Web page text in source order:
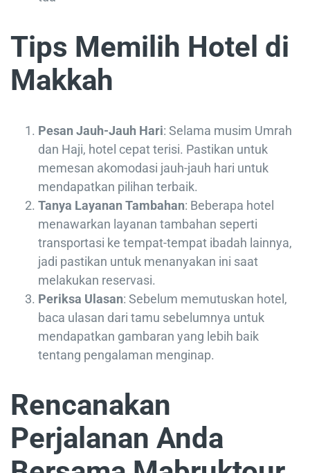
Tips Memilih Hotel di
Makkah
Pesan Jauh-Jauh Hari: Selama musim Umrah
dan Haji, hotel cepat terisi. Pastikan untuk
memesan akomodasi jauh-jauh hari untuk
mendapatkan pilihan terbaik.
Tanya Layanan Tambahan: Beberapa hotel
menawarkan layanan tambahan seperti
transportasi ke tempat-tempat ibadah lainnya,
jadi pastikan untuk menanyakan ini saat
melakukan reservasi.
Periksa Ulasan: Sebelum memutuskan hotel,
baca ulasan dari tamu sebelumnya untuk
mendapatkan gambaran yang lebih baik
tentang pengalaman menginap.
Rencanakan
Perjalanan Anda